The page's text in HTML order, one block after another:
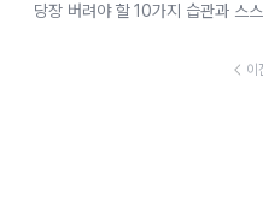
당장 버려야 할 10가지 습관과 스
이